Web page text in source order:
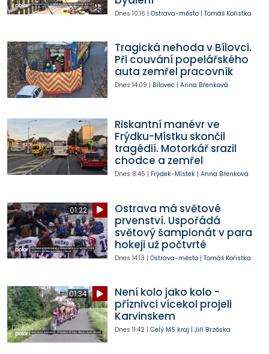
Dnes 10:16 | Ostrava-město| Tomáš Kořistka
Tragická nehoda v Bílovci.
Při couvání popelářského
auta zemřel pracovník
Dnes 14:09 | Bílovec| Anna Břenková
Riskantní manévr ve
Frýdku-Místku skončil
tragédií. Motorkář srazil
chodce a zemřel
Dnes 8:45 | Frýdek-Místek| Anna Břenková
01:22
Ostrava má světové
prvenství. Uspořádá
světový šampionát v para
hokeji už počtvrté
Dnes 14:13 | Ostrava-město| Tomáš Kořistka
01:34
Není kolo jako kolo -
příznivci vícekol projeli
Karvinskem
Dnes 11:42| Celý MS kraj | Jiří Brzóska